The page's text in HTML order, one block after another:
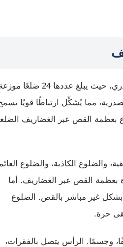
الضلوع تُعد العنصر الأساسي في هيكل القفص الصدري، حيث يبلغ عددها 24 ضلعًا
مما يُشكِّل ارتباطًا قويًا
بعظمة القص عبر الغضاريف
والضلوع الكاذبة، والضلوع
بعظمة القص عبر الغضاريف. أما
بشكل غير مباشر بالقص. الضلوع
حرة.
وجسمًا. الرأس يتصل بالفقرات،